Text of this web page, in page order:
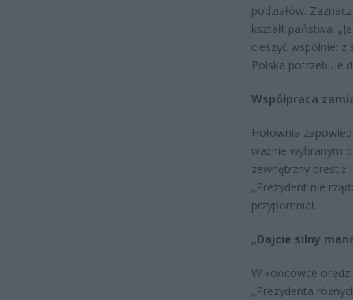
podziałów.
kształt państwa.
cieszyć wspólnie: z
Polska potrzebuje
Współpraca
Hołownia
ważnie wybranym
zewnętrzny prestiż
„Prezydent nie
przypomniał.
„Dajcie silny
W końcówce
„Prezydenta